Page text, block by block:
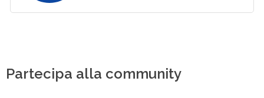
Partecipa alla community